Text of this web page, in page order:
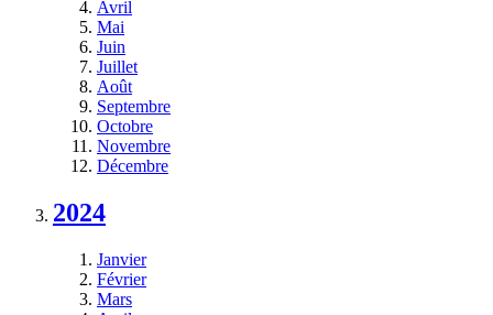
Avril
Mai
Juin
Juillet
Août
Septembre
Octobre
Novembre
Décembre
2024
Janvier
Février
Mars